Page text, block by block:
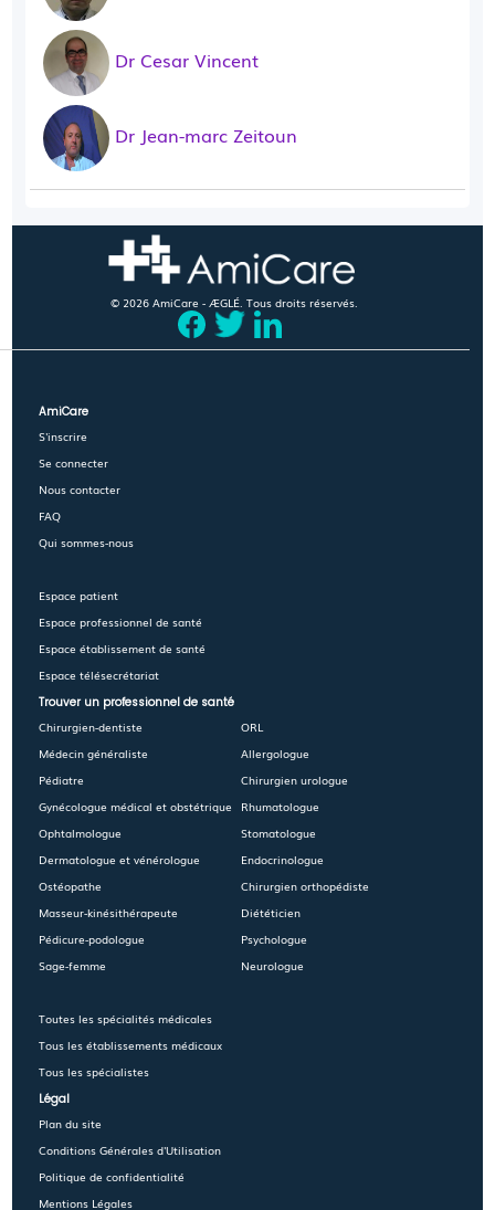
Dr Cesar Vincent
Dr Jean-marc Zeitoun
© 2026 AmiCare - ÆGLÉ. Tous droits réservés.
AmiCare
S'inscrire
Se connecter
Nous contacter
FAQ
Qui sommes-nous
Espace patient
Espace professionnel de santé
Espace établissement de santé
Espace télésecrétariat
Trouver un professionnel de santé
Chirurgien-dentiste
Médecin généraliste
Pédiatre
Gynécologue médical et obstétrique
Ophtalmologue
Dermatologue et vénérologue
Ostéopathe
Masseur-kinésithérapeute
Pédicure-podologue
Sage-femme
Toutes les spécialités médicales
Tous les établissements médicaux
Tous les spécialistes
ORL
Allergologue
Chirurgien urologue
Rhumatologue
Stomatologue
Endocrinologue
Chirurgien orthopédiste
Diététicien
Psychologue
Neurologue
Légal
Plan du site
Conditions Générales d'Utilisation
Politique de confidentialité
Mentions Légales